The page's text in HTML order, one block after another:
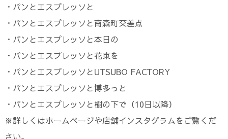
・パンとエスプレッソと
・パンとエスプレッソと南森町交差点
・パンとエスプレッソと本日の
・パンとエスプレッソと花束を
・パンとエスプレッソとUTSUBO FACTORY
・パンとエスプレッソと博多っと
・パンとエスプレッソと樹の下で（10日以降）
※詳しくはホームページや店舗インスタグラムをご覧くだ
さい。